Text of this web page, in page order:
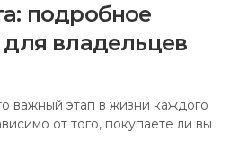
подробное
для владельцев
важный этап в жизни каждого
от того, покупаете ли вы